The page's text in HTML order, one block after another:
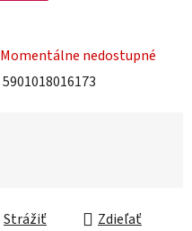
Momentálne nedostupné
5901018016173
Strážiť Zdieľať